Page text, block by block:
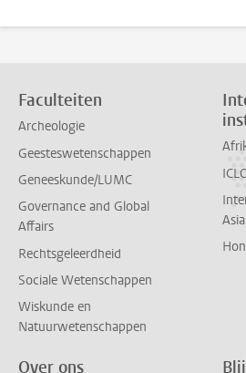
Faculteiten
Archeologie
Geesteswetenschappen
Geneeskunde/LUMC
Governance and Global
Affairs
Rechtsgeleerdheid
Sociale Wetenschappen
Wiskunde en
Natuurwetenschappen
Over ons